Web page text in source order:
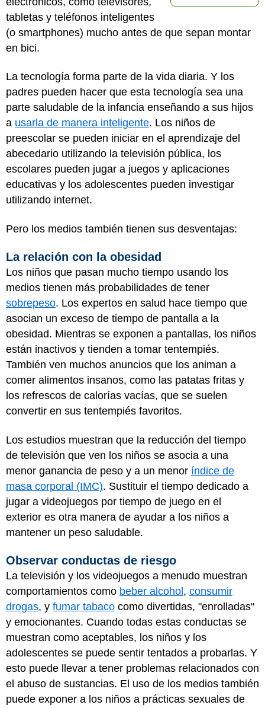
tabletas y teléfonos inteligentes
(o smartphones) mucho antes de que sepan montar
en bici.
La tecnología forma parte de la vida diaria. Y los
padres pueden hacer que esta tecnología sea una
parte saludable de la infancia enseñando a sus hijos
a usarla de manera inteligente. Los niños de
preescolar se pueden iniciar en el aprendizaje del
abecedario utilizando la televisión pública, los
escolares pueden jugar a juegos y aplicaciones
educativas y los adolescentes pueden investigar
utilizando internet.
Pero los medios también tienen sus desventajas:
La relación con la obesidad
Los niños que pasan mucho tiempo usando los
medios tienen más probabilidades de tener
sobrepeso. Los expertos en salud hace tiempo que
asocian un exceso de tiempo de pantalla a la
obesidad. Mientras se exponen a pantallas, los niños
están inactivos y tienden a tomar tentempiés.
También ven muchos anuncios que los animan a
comer alimentos insanos, como las patatas fritas y
los refrescos de calorías vacías, que se suelen
convertir en sus tentempiés favoritos.
Los estudios muestran que la reducción del tiempo
de televisión que ven los niños se asocia a una
menor ganancia de peso y a un menor índice de
masa corporal (IMC). Sustituir el tiempo dedicado a
jugar a videojuegos por tiempo de juego en el
exterior es otra manera de ayudar a los niños a
mantener un peso saludable.
Observar conductas de riesgo
La televisión y los videojuegos a menudo muestran
comportamientos como beber alcohol , consumir
drogas, y fumar tabaco como divertidas, "enrolladas"
y emocionantes. Cuando todas estas conductas se
muestran como aceptables, los niños y los
adolescentes se puede sentir tentados a probarlas. Y
esto puede llevar a tener problemas relacionados con
el abuso de sustancias. El uso de los medios también
puede exponer a los niños a prácticas sexuales de